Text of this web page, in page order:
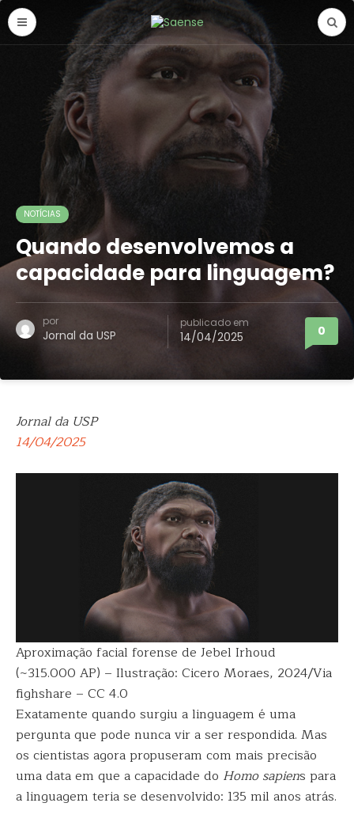
NOTÍCIAS
Quando desenvolvemos a
capacidade para linguagem?
por
Jornal da USP
publicado em
14/04/2025 0
Jornal da USP
14/04/2025
Aproximação facial forense de Jebel Irhoud
(~315.000 AP) – Ilustração: Cicero Moraes, 2024/Via
fighshare – CC 4.0
Exatamente quando surgiu a linguagem é uma
pergunta que pode nunca vir a ser respondida. Mas
os cientistas agora propuseram com mais precisão
uma data em que a capacidade do Homo sapiens para
a linguagem teria se desenvolvido: 135 mil anos atrás.